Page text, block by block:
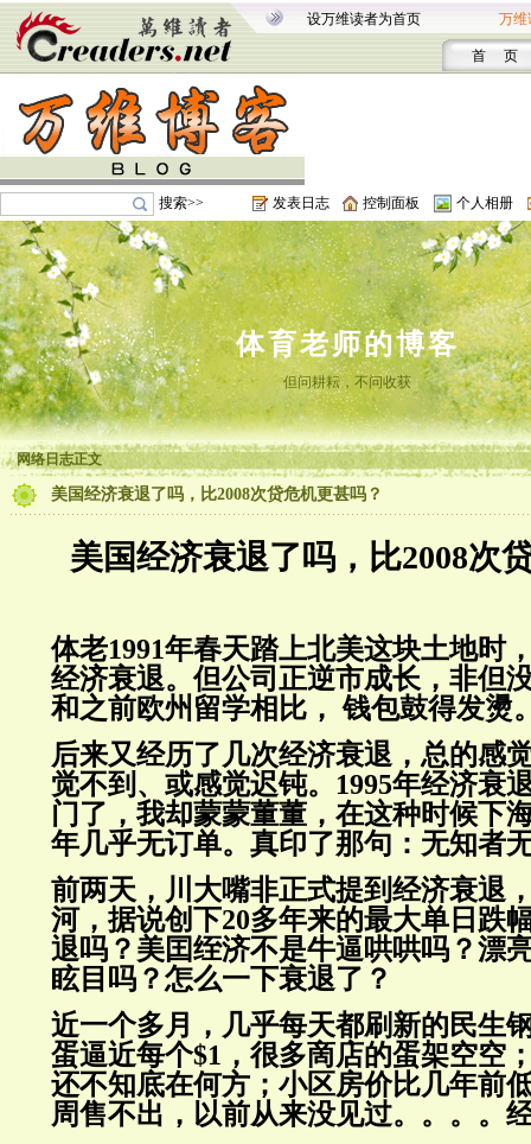
设万维读者为首页 万维
首 页
搜索>> 发表日志 控制面板 个人相册
体育老师的博客
但问耕耘，不问收获
网络日志正文
美国经济衰退了吗，比2008次贷危机更甚吗？
美国经济衰退了吗，比2008次
体老1991年春天踏上北美这块土地时
经济衰退。但公司正逆市成长，非但
和之前欧州留学相比， 钱包鼓得发燙
后来又经历了几次经济衰退，总的感
觉不到、或感觉迟钝。1995年经济衰
门了，我却蒙蒙董董 ，在这种时候下
年几乎无订单。真印了那句：无知者
前两天，川大嘴非正式提到经济衰退
河，据说创下20多年来的最大单日跌
退吗？美囯绖济不是牛逼哄哄吗？漂
眩目吗？怎么一下衰退了？
近一个多月，几乎每天都刷新的民生
蛋逼近每个$1，很多啇店的蛋架空空
还不知底在何方；小区房价比几年前
周售不出，以前从来没见过。。。。